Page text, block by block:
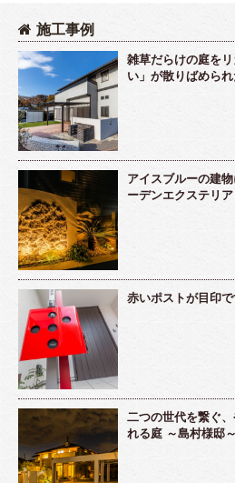
施工事例
雑草だらけの庭を
い」が散りばめら
アイスブルーの建
ーデンエクステリ
赤いポストが目印
二つの世代を繋ぐ
れる庭 ～島村様邸～